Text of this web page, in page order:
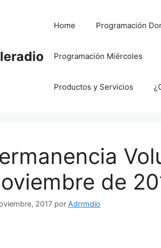
Home Programación
Programación Miércoles
Productos y Servicios
de
2017 por Adrrmdio